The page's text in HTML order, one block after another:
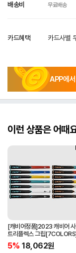
배송비
무료배송
카드혜택 카드사별
APP에
이런 상품은 어때
[캐비어정품]2023 캐비어
트리플렉스 그립
[라운드][39g/42g/46g/
[R/S 토크]
5% 18,062원